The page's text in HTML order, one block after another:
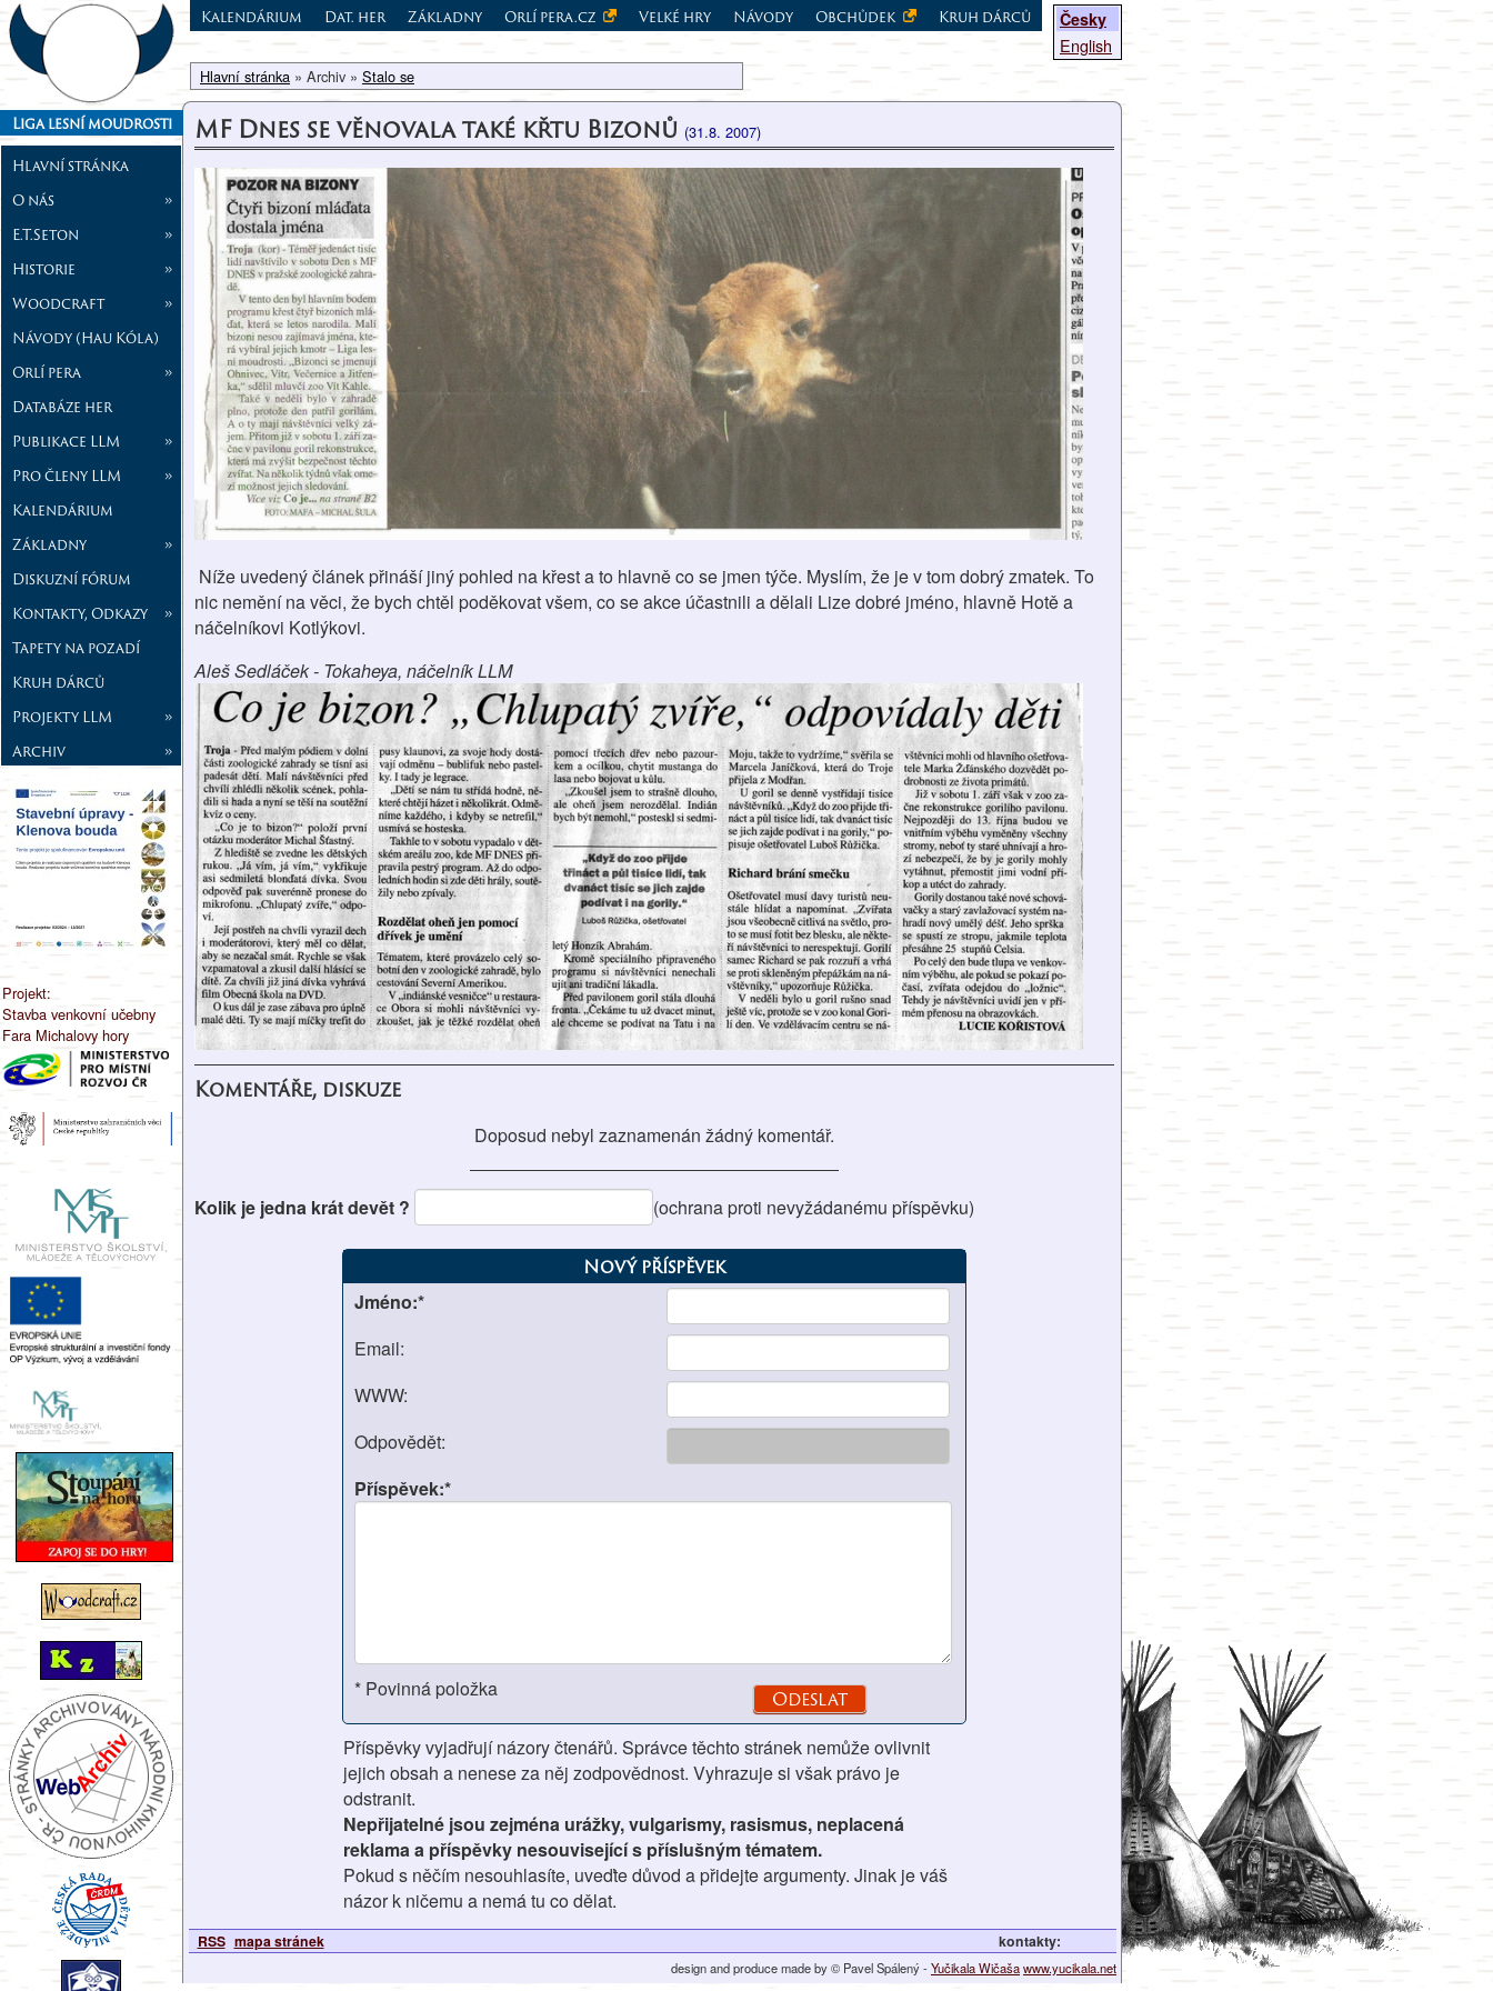
Liga lesní moudrosti
Hlavní stránka
O nás
»
E.T.Seton
»
Historie
»
Woodcraft
»
Návody (Hau Kóla)
Orlí pera
»
Databáze her
Publikace LLM
»
Pro členy LLM
»
Kalendárium
Základny
»
Diskuzní fórum
Kontakty, Odkazy
»
Tapety na pozadí
Kruh dárců
Projekty LLM
»
Archiv
»
Projekt:
Stavba venkovní učebny
Fara Michalovy hory
Česky
English
Kalendárium Dat. her Základny Orlí pera.cz Velké hry Návody Obchůdek Kruh dárců
Hlavní stránka » Archiv » Stalo se
MF Dnes se věnovala také křtu Bizonů (31.8. 2007)
Níže uvedený článek přináší jiný pohled na křest a to hlavně co se jmen týče. Myslím, že je v tom dobrý zmatek. To
nic nemění na věci, že bych chtěl poděkovat všem, co se akce účastnili a dělali Lize dobré jméno, hlavně Hotě a
náčelníkovi Kotlýkovi.
Aleš Sedláček - Tokaheya, náčelník LLM
Komentáře, diskuze
Doposud nebyl zaznamenán žádný komentář.
Kolik je jedna krát devět ? (ochrana proti nevyžádanému příspěvku)
Nový příspěvek
Jméno:*
Email:
WWW:
Odpovědět:
Příspěvek:*
* Povinná položka
Příspěvky vyjadřují názory čtenářů. Správce těchto stránek nemůže ovlivnit
jejich obsah a nenese za něj zodpovědnost. Vyhrazuje si však právo je
odstranit.
Nepřijatelné jsou zejména urážky, vulgarismy, rasismus, neplacená
reklama a příspěvky nesouvisející s příslušným tématem.
Pokud s něčím nesouhlasíte, uveďte důvod a přidejte argumenty. Jinak je váš
názor k ničemu a nemá tu co dělat.
RSS mapa stránek kontakty:
design and produce made by © Pavel Spálený -Yučikala Wičašawww.yucikala.net